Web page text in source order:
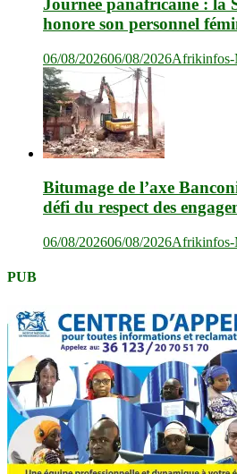
Journée panafricaine : la
honore son personnel
06/08/202606/08/2026Afrikinfos-
Bitumage de l’axe
défi du respect des
06/08/202606/08/2026Afrikinfos-
PUB